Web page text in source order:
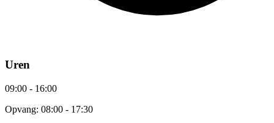
Uren
09:00 - 16:00
Opvang: 08:00 - 17:30